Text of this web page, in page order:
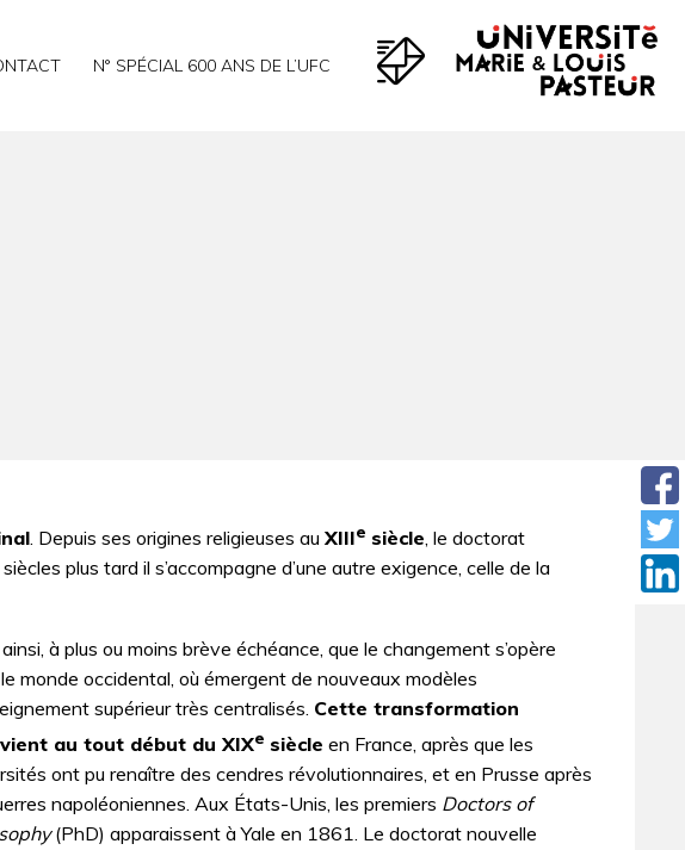
N° SPÉCIAL 600 ANS DE L’UFC
. Depuis ses origines religieuses au XIIIe siècle, le doctorat
plus tard il s’accompagne d’une autre exigence, celle de la
ainsi, à plus ou moins brève échéance, que le changement s’opère
monde occidental, où émergent de nouveaux modèles
supérieur très centralisés. Cette transformation
au tout début du XIXe siècle en France, après que les
ont pu renaître des cendres révolutionnaires, et en Prusse après
napoléoniennes. Aux États-Unis, les premiers Doctors of
(PhD) apparaissent à Yale en 1861. Le doctorat nouvelle